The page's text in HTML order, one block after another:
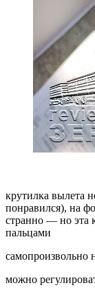
крутилка вылета
понравился), на
странно — но эта
пальцами
самопроизвольно
можно